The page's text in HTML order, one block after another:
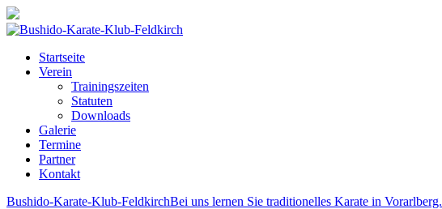
Startseite
Verein
Trainingszeiten
Statuten
Downloads
Galerie
Termine
Partner
Kontakt
Bushido-Karate-Klub-FeldkirchBei uns lernen Sie traditionelles Karate in Vorarlberg.